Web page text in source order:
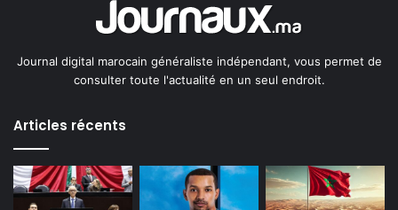
Journal digital marocain généraliste indépendant, vous permet de
consulter toute l'actualité en un seul endroit.
Articles récents